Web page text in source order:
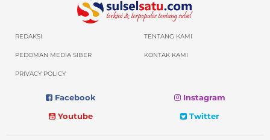
REDAKSI TENTANG KAMI
PEDOMAN MEDIA SIBER KONTAK KAMI
PRIVACY POLICY
Facebook
Instagram
Youtube
Twitter